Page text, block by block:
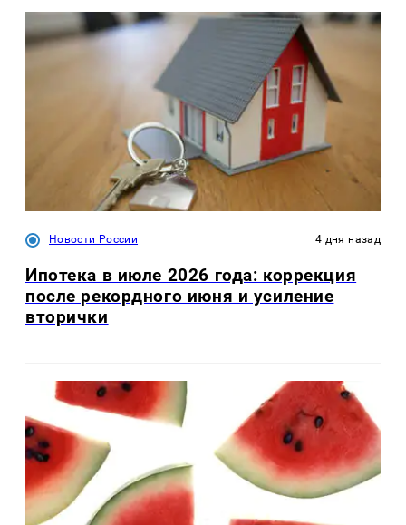
Новости России 4 дня назад
Ипотека в июле 2026 года: коррекция
после рекордного июня и усиление
вторички